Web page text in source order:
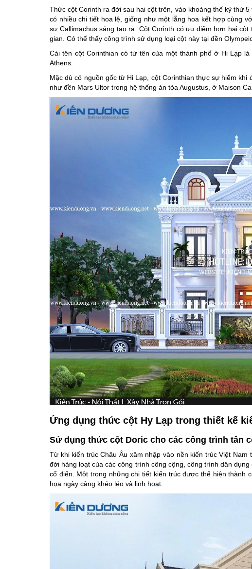
Thức cột Corinth ra đời sau hai cột trên, vào khoảng thế kỷ thứ
có nhiều chi tiết hoa lệ, giống như một lẵng hoa kết hợp cùng
sư Callimachus sáng tạo ra. Cột Corinth có ưu điểm hơn hai
gian. Có thể thấy công trình sử dụng loại cột này tại đền
Cái tên cột Corinthian có từ tên của một thành phố ở Hi Lạp
Athens.
Mặc dù có nguồn gốc từ Hi Lạp, cột Corinthian thực sự hiếm
như đền Mars Ultor trong hệ thống án tòa Augustus, ở Maison
Ứng dụng thức cột Hy Lạp trong thiết kế
Sử dụng thức cột Doric cho các công trình tân
Từ khi kiến trúc Châu Âu xâm nhập vào nền kiến trúc Việt
đời hàng loạt của các công trình công cộng, công trình dân
cổ điển. Một trong những chi tiết kiến trúc được thể hiện thành
họa ngày càng khéo léo và linh hoạt.